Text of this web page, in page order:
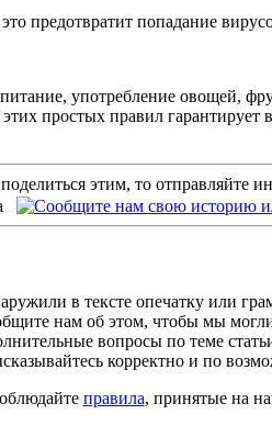
предотвратит попадание
употребление овощей,
простых правил
этим, то
в тексте опечатку или
нам об этом, чтобы мы
вопросы по теме
корректно и по
правила, принятые на